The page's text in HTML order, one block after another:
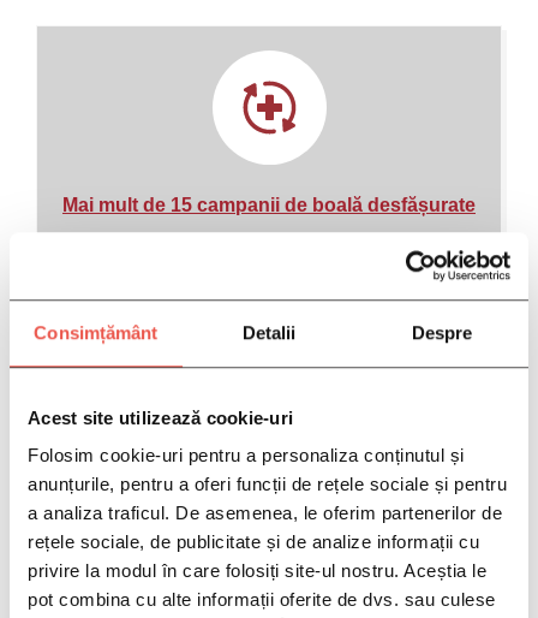
Consimțământ Detalii Despre
Acest site utilizează cookie-uri
Folosim cookie-uri pentru a personaliza conținutul și
anunțurile, pentru a oferi funcții de rețele sociale și pentru
a analiza traficul. De asemenea, le oferim partenerilor de
rețele sociale, de publicitate și de analize informații cu
privire la modul în care folosiți site-ul nostru. Aceștia le
pot combina cu alte informații oferite de dvs. sau culese
Mai mult de 15 campanii de boală desfășurate
Pe teme cum ar fi bolile cardio-vasculare,
artroza, sănătatea femeii sau afecțiunile
hepato-biliare.
Mai mult de 580 de mii de accesări
Adică mai mult de 580.000 de persoane au